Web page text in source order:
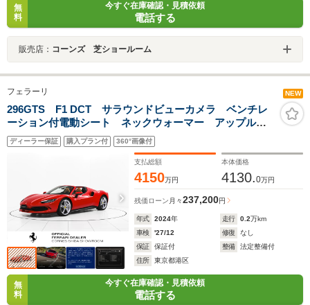
無
料
今すぐ在庫確認・見積依頼
電話する
販売店： コーンズ 芝ショールーム
フェラーリ NEW
296GTS F1 DCT サラウンドビューカメラ ベンチレ
ーション付電動シート ネックウォーマー アップルカ
ープレイ LED付ステアリング サスペンションリフタ
ー 20インチ鍛造ホイール
ディーラー保証 購入プラン付 360°画像付
支払総額
4150万円
本体価格
4130.0万円
残価ローン 月々237,200円
年式 2024年 走行 0.2万km
車検
'27/12 修復
なし
保証
保証付 整備
法定整備付
住所
東京都港区
無
料
今すぐ在庫確認・見積依頼
電話する